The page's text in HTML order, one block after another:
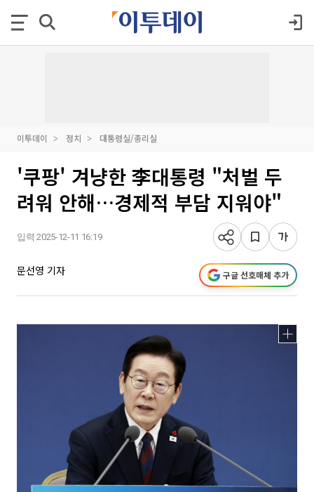
이투데이 정치 대통령실/총리실
'쿠팡' 겨냥한 李대통령 "처벌 두
려워 안해…경제적 부담 지워야"
입력 2025-12-11 16:19
문선영 기자 구글 선호매체 추가